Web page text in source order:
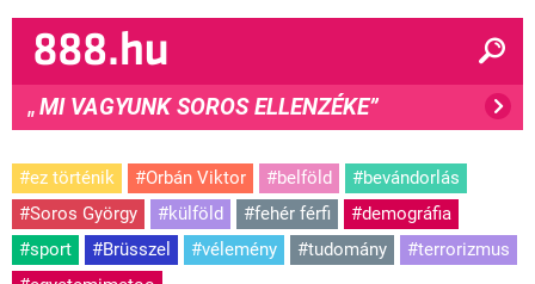
" MI VAGYUNK SOROS ELLENZÉKE”
#ez történik #Orbán Viktor #belföld
#bevándorlás
#Soros György
#külföld #fehér férfi
#demográfia
#sport
#Brüsszel #vélemény #tudomány
#terrorizmus